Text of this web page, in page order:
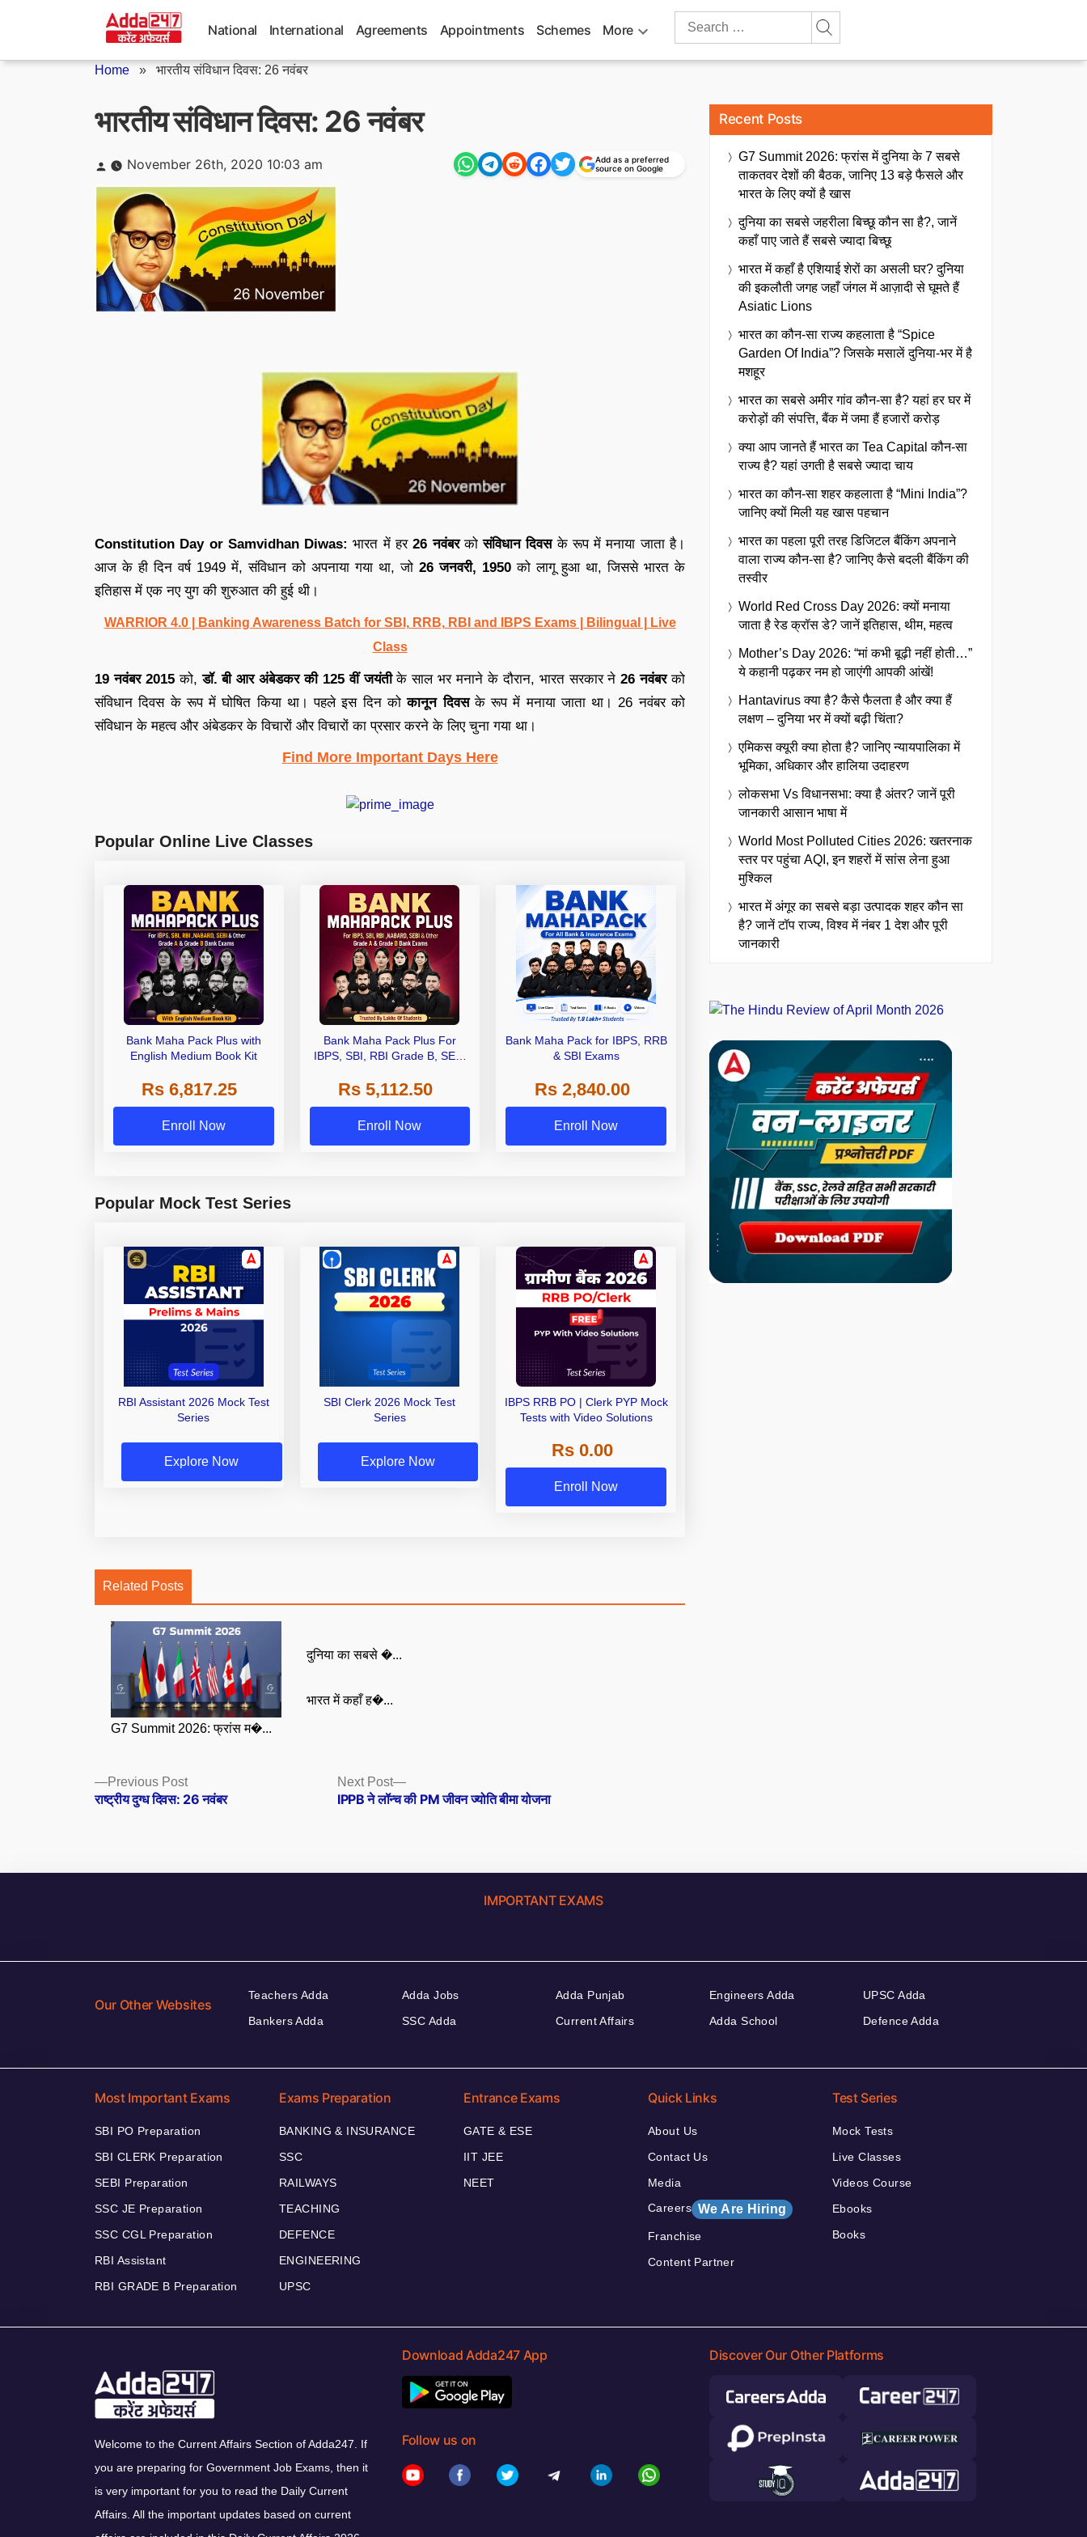
National International Agreements Appointments Schemes More
Search
Home » भारतीय संविधान दिवस: 26 नवंबर
भारतीय संविधान दिवस: 26 नवंबर
Posted
by
November 26th, 2020 10:03 am
Add as a preferred
source on Google
Constitution Day or Samvidhan Diwas:भारत में हर26 नवंबरकोसंविधान दिवसके रूप में मनाया जाता है।
आज के ही दिन वर्ष 1949 में, संविधान को अपनाया गया था, जो 26 जनवरी, 1950 को लागू हुआ था, जिससे भारत के
इतिहास में एक नए युग की शुरुआत की हुई थी।
WARRIOR 4.0 | Banking Awareness Batch for SBI, RRB, RBI and IBPS Exams | Bilingual | Live
Class
19 नवंबर 2015को,डॉ. बी आर अंबेडकर की 125 वीं जयंतीके साल भर मनाने के दौरान, भारत सरकार ने26 नवंबरको
संविधान दिवस के रूप में घोषित किया था। पहले इस दिन कोकानून दिवसके रूप में मनाया जाता था। 26 नवंबर को
संविधान के महत्व और अंबेडकर के विचारों और विचारों का प्रसार करने के लिए चुना गया था।
Find More Important Days Here
Popular Online Live Classes
Bank Maha Pack Plus with
English Medium Book Kit
Rs 6,817.25
Enroll Now
Bank Maha Pack Plus For
IBPS, SBI, RBI Grade B, SEBI
Other Grade A & Grade B Bank
Exams
Rs 5,112.50
Enroll Now
Bank Maha Pack for IBPS, RRB
& SBI Exams
Rs 2,840.00
Enroll Now
Popular Mock Test Series
RBI Assistant 2026 Mock Test
Series
Explore Now
SBI Clerk 2026 Mock Test
Series
Explore Now
IBPS RRB PO | Clerk PYP Mock
Tests with Video Solutions
Rs 0.00
Enroll Now
Related Posts
G7 Summit 2026: फ्रांस म�...
दुनिया का सबसे �...
भारत में कहाँ ह�...
Posts
navigation
Previous PostPrevious
post:
राष्ट्रीय दुग्ध दिवस: 26 नवंबर
Next Post
Next
post:
IPPB ने लॉन्च की PM जीवन ज्योति बीमा योजना
Recent Posts
G7 Summit 2026: फ्रांस में दुनिया के 7 सबसे
ताकतवर देशों की बैठक, जानिए 13 बड़े फैसले और
भारत के लिए क्यों है खास
दुनिया का सबसे जहरीला बिच्छू कौन सा है?, जानें
कहाँ पाए जाते हैं सबसे ज्यादा बिच्छू
भारत में कहाँ है एशियाई शेरों का असली घर? दुनिया
की इकलौती जगह जहाँ जंगल में आज़ादी से घूमते हैं
Asiatic Lions
भारत का कौन-सा राज्य कहलाता है “Spice
Garden Of India”? जिसके मसालें दुनिया-भर में है
मशहूर
भारत का सबसे अमीर गांव कौन-सा है? यहां हर घर में
करोड़ों की संपत्ति, बैंक में जमा हैं हजारों करोड़
क्या आप जानते हैं भारत का Tea Capital कौन-सा
राज्य है? यहां उगती है सबसे ज्यादा चाय
भारत का कौन-सा शहर कहलाता है “Mini India”?
जानिए क्यों मिली यह खास पहचान
भारत का पहला पूरी तरह डिजिटल बैंकिंग अपनाने
वाला राज्य कौन-सा है? जानिए कैसे बदली बैंकिंग की
तस्वीर
World Red Cross Day 2026: क्यों मनाया
जाता है रेड क्रॉस डे? जानें इतिहास, थीम, महत्व
Mother’s Day 2026: “मां कभी बूढ़ी नहीं होती…”
ये कहानी पढ़कर नम हो जाएंगी आपकी आंखें!
Hantavirus क्या है? कैसे फैलता है और क्या हैं
लक्षण – दुनिया भर में क्यों बढ़ी चिंता?
एमिकस क्यूरी क्या होता है? जानिए न्यायपालिका में
भूमिका, अधिकार और हालिया उदाहरण
लोकसभा Vs विधानसभा: क्या है अंतर? जानें पूरी
जानकारी आसान भाषा में
World Most Polluted Cities 2026: खतरनाक
स्तर पर पहुंचा AQI, इन शहरों में सांस लेना हुआ
मुश्किल
भारत में अंगूर का सबसे बड़ा उत्पादक शहर कौन सा
है? जानें टॉप राज्य, विश्व में नंबर 1 देश और पूरी
जानकारी
IMPORTANT EXAMS
Our Other Websites
Teachers Adda
Bankers Adda
Adda Jobs
SSC Adda
Adda Punjab
Current Affairs
Engineers Adda
Adda School
UPSC Adda
Defence Adda
Most Important Exams
SBI PO Preparation
SBI CLERK Preparation
SEBI Preparation
SSC JE Preparation
SSC CGL Preparation
RBI Assistant
RBI GRADE B Preparation
Exams Preparation
BANKING & INSURANCE
SSC
RAILWAYS
TEACHING
DEFENCE
ENGINEERING
UPSC
Entrance Exams
GATE & ESE
IIT JEE
NEET
Quick Links
About Us
Contact Us
Media
Careers We Are Hiring
Franchise
Content Partner
Test Series
Mock Tests
Live Classes
Videos Course
Ebooks
Books
Welcome to the Current Affairs Section of Adda247. If
you are preparing for Government Job Exams, then it
is very important for you to read the Daily Current
Affairs. All the important updates based on current
Download Adda247 App
Follow us on
Discover Our Other Platforms